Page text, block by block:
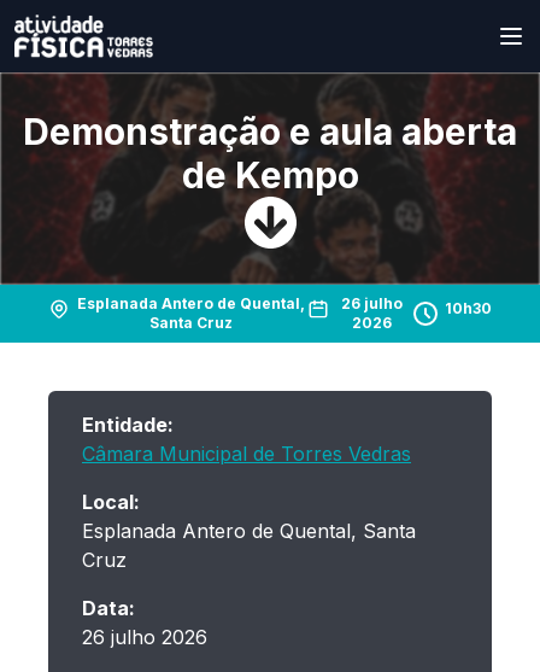
Demonstração e aula aberta
de Kempo
Esplanada Antero de Quental,
Santa Cruz
26 julho
2026
10h30
Entidade:
Câmara Municipal de Torres Vedras
Local:
Esplanada Antero de Quental, Santa
Cruz
Data:
26 julho 2026